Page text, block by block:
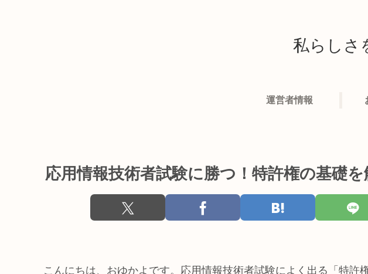
私らしさ
運営者情報
応用情報技術者試験に勝つ！特許権の基礎を
こんにちは、おゆかよです。応用情報技術者試験によく出る「特許